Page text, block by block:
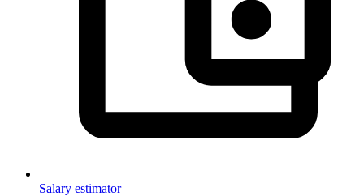
Salary estimator